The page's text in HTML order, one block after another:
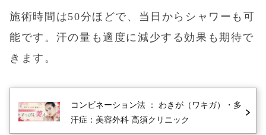
施術時間は50分ほどで、当日からシャワーも可
能です。汗の量も適度に減少する効果も期待で
きます。
コンビネーション法 ： わきが（ワキガ）・多
汗症：美容外科 高須クリニック